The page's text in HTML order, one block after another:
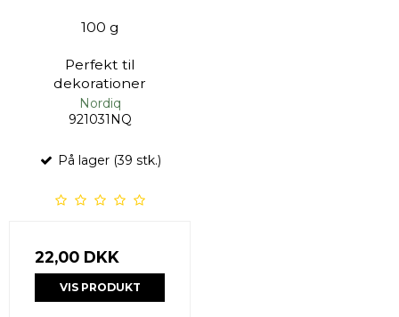
100 g
Perfekt til
dekorationer
Nordiq
921031NQ
På lager (39 stk.)
22,00 DKK
VIS PRODUKT